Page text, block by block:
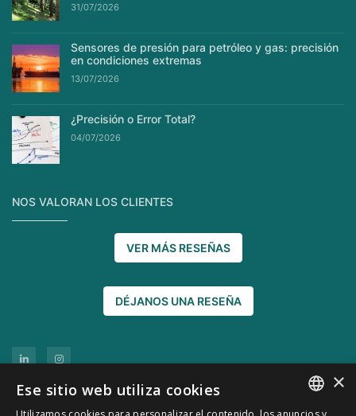
31/07/2026
Sensores de presión para petróleo y gas: precisión
en condiciones extremas
13/07/2026
¿Precisión o Error Total?
04/07/2026
NOS VALORAN LOS CLIENTES
VER MÁS RESEÑAS
DÉJANOS UNA RESEÑA
×
Ese sitio web utiliza cookies